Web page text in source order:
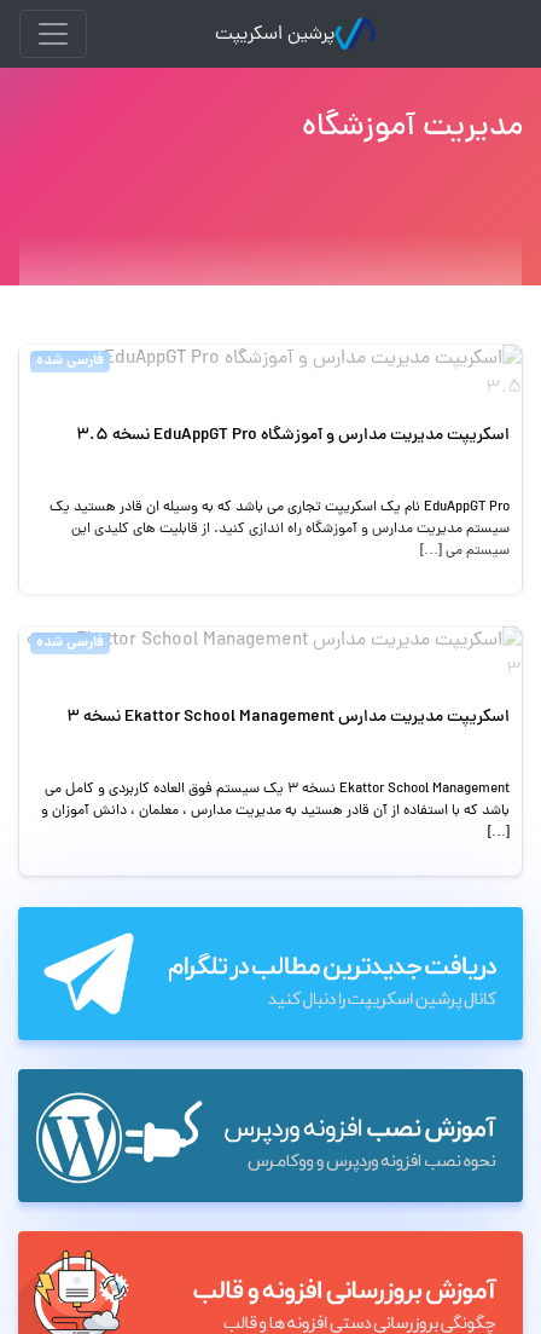
پرشین اسکریپت
مدیریت آموزشگاه
فارسی شده
اسکریپت مدیریت مدارس و آموزشگاه EduAppGT Pro نسخه 3.5
EduAppGT Pro نام یک اسکریپت تجاری می باشد که به وسیله ان قادر هستید یک
سیستم مدیریت مدارس و آموزشگاه راه اندازی کنید. از قابلیت های کلیدی این
سیستم می […]
فارسی شده
اسکریپت مدیریت مدارس Ekattor School Management نسخه 3
Ekattor School Management نسخه 3 یک سیستم فوق العاده کاربردی و کامل می
باشد که با استفاده از آن قادر هستید به مدیریت مدارس ، معلمان ، دانش آموزان و
[…]